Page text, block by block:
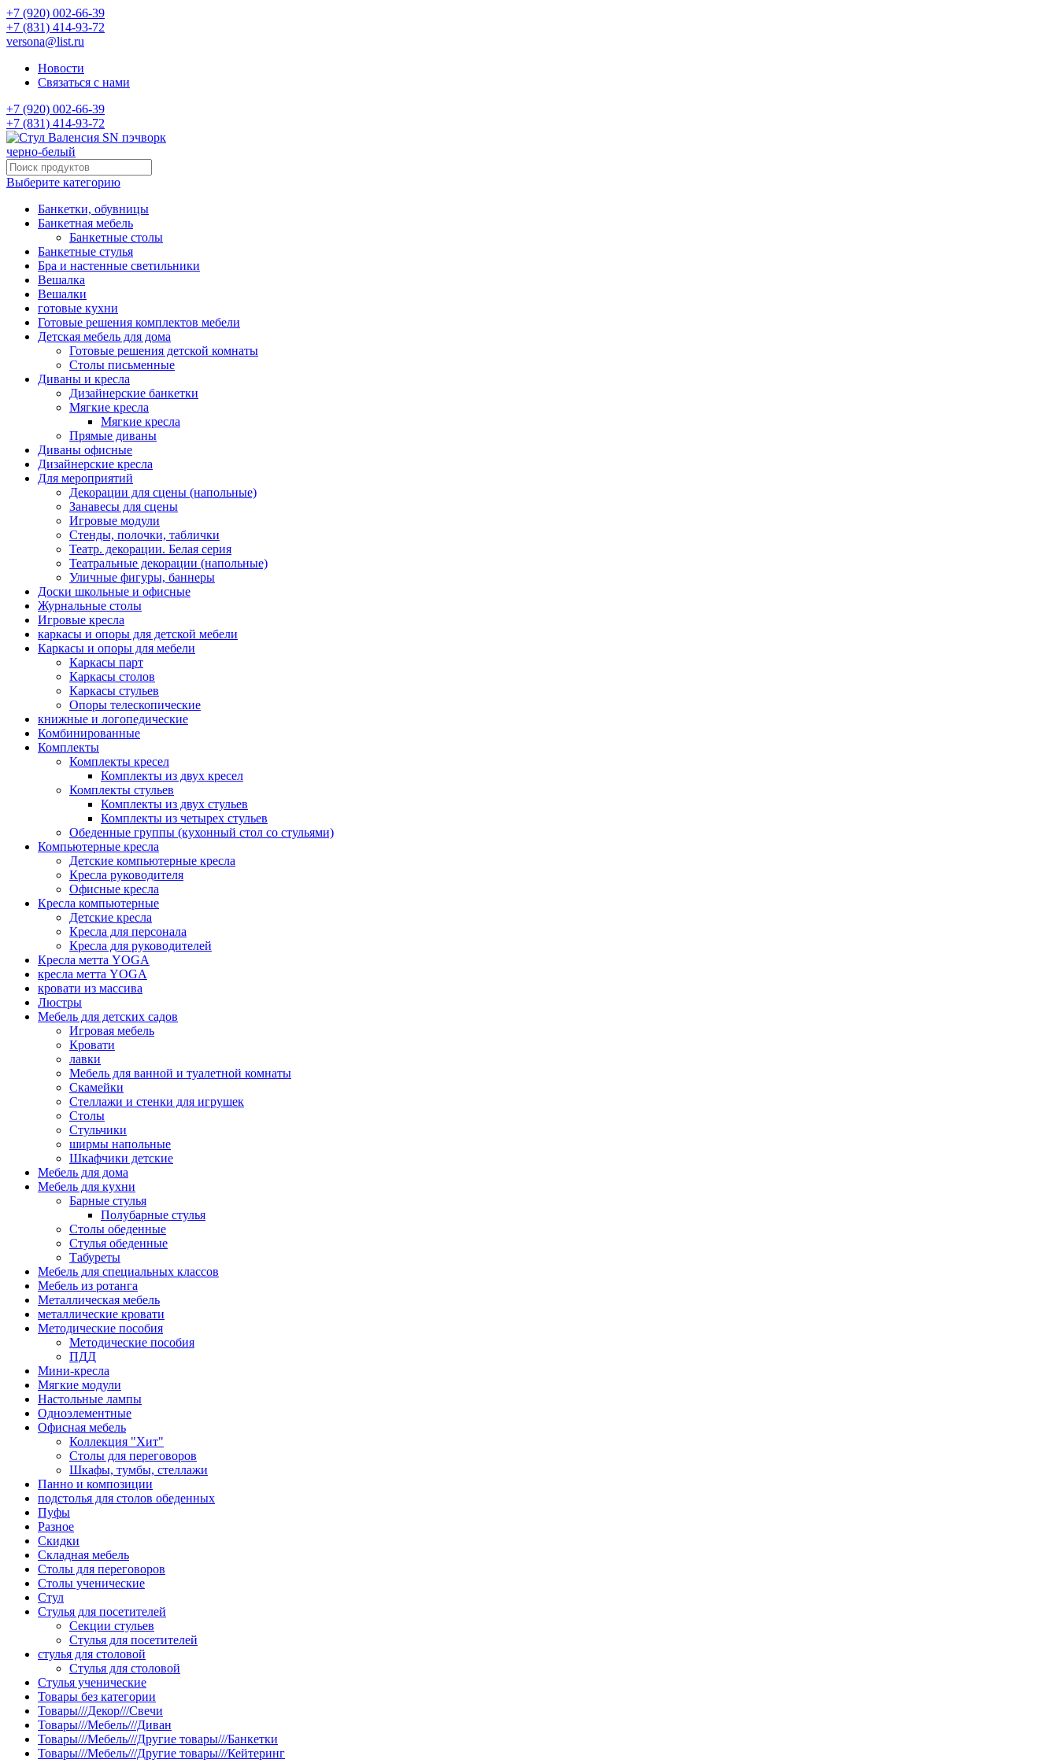
+7 (920) 002-66-39
+7 (831) 414-93-72
versona@list.ru
Новости
Связаться с нами
+7 (920) 002-66-39
+7 (831) 414-93-72
Выберите категорию
Банкетки, обувницы
Банкетная мебель
Банкетные столы
Банкетные стулья
Бра и настенные светильники
Вешалка
Вешалки
готовые кухни
Готовые решения комплектов мебели
Детская мебель для дома
Готовые решения детской комнаты
Столы письменные
Диваны и кресла
Дизайнерские банкетки
Мягкие кресла
Мягкие кресла
Прямые диваны
Диваны офисные
Дизайнерские кресла
Для мероприятий
Декорации для сцены (напольные)
Занавесы для сцены
Игровые модули
Стенды, полочки, таблички
Театр. декорации. Белая серия
Театральные декорации (напольные)
Уличные фигуры, баннеры
Доски школьные и офисные
Журнальные столы
Игровые кресла
каркасы и опоры для детской мебели
Каркасы и опоры для мебели
Каркасы парт
Каркасы столов
Каркасы стульев
Опоры телескопические
книжные и логопедические
Комбинированные
Комплекты
Комплекты кресел
Комплекты из двух кресел
Комплекты стульев
Комплекты из двух стульев
Комплекты из четырех стульев
Обеденные группы (кухонный стол со стульями)
Компьютерные кресла
Детские компьютерные кресла
Кресла руководителя
Офисные кресла
Кресла компьютерные
Детские кресла
Кресла для персонала
Кресла для руководителей
Кресла метта YOGA
кресла метта YOGA
кровати из массива
Люстры
Мебель для детских садов
Игровая мебель
Кровати
лавки
Мебель для ванной и туалетной комнаты
Скамейки
Стеллажи и стенки для игрушек
Столы
Стульчики
ширмы напольные
Шкафчики детские
Мебель для дома
Мебель для кухни
Барные стулья
Полубарные стулья
Столы обеденные
Стулья обеденные
Табуреты
Мебель для специальных классов
Мебель из ротанга
Металлическая мебель
металлические кровати
Методические пособия
Методические пособия
ПДД
Мини-кресла
Мягкие модули
Настольные лампы
Одноэлементные
Офисная мебель
Коллекция "Хит"
Столы для переговоров
Шкафы, тумбы, стеллажи
Панно и композиции
подстолья для столов обеденных
Пуфы
Разное
Скидки
Складная мебель
Столы для переговоров
Столы ученические
Стул
Стулья для посетителей
Секции стульев
Стулья для посетителей
стулья для столовой
Стулья для столовой
Стулья ученические
Товары без категории
Товары///Декор///Свечи
Товары///Мебель///Диван
Товары///Мебель///Другие товары///Банкетки
Товары///Мебель///Другие товары///Кейтеринг